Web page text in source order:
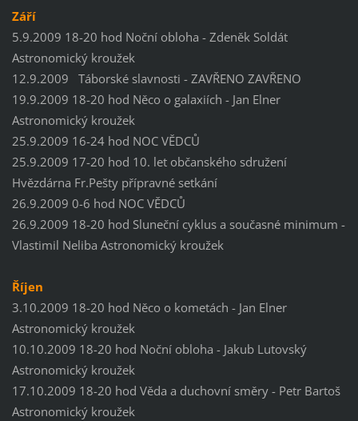
Září
5.9.2009 18-20 hod Noční obloha - Zdeněk Soldát
Astronomický kroužek
12.9.2009 Táborské slavnosti - ZAVŘENO ZAVŘENO
19.9.2009 18-20 hod Něco o galaxiích - Jan Elner
Astronomický kroužek
25.9.2009 16-24 hod NOC VĚDCŮ
25.9.2009 17-20 hod 10. let občanského sdružení
Hvězdárna Fr.Pešty přípravné setkání
26.9.2009 0-6 hod NOC VĚDCŮ
26.9.2009 18-20 hod Sluneční cyklus a současné minimum -
Vlastimil Neliba Astronomický kroužek
Říjen
3.10.2009 18-20 hod Něco o kometách - Jan Elner
Astronomický kroužek
10.10.2009 18-20 hod Noční obloha - Jakub Lutovský
Astronomický kroužek
17.10.2009 18-20 hod Věda a duchovní směry - Petr Bartoš
Astronomický kroužek